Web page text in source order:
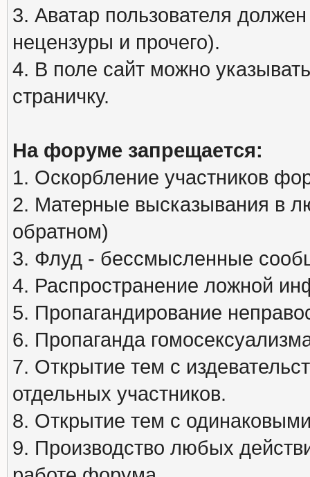
3. Аватар пользователя
нецензуры и прочего).
4. В поле сайт можно
страничку.
На форуме запрещается:
1. Оскорбление участников
2. Матерные высказывания в
обратном)
3. Флуд - бессмысленные
4. Распространение ложной
5. Пропагандирование
6. Пропаганда
7. Открытие тем с
отдельных участников.
8. Открытие тем с
9. Производство любых